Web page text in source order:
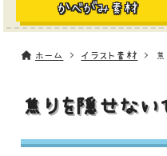
かべがみ素材
ホーム イラスト素材
焦りを隠せない